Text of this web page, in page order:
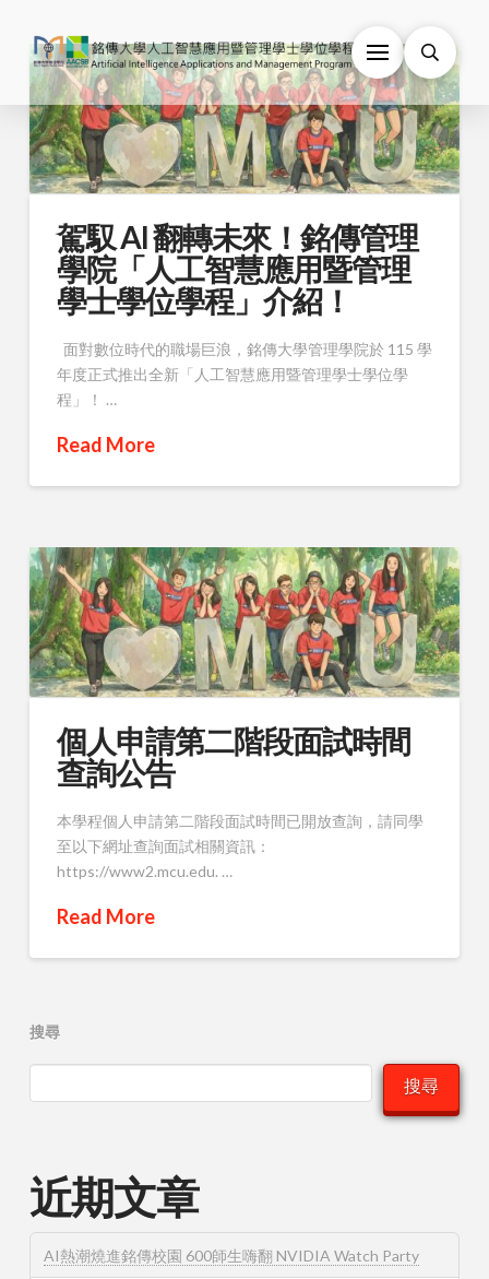
駕馭 AI 翻轉未來！銘傳管理
學院「人工智慧應用暨管理
學士學位學程」介紹！
面對數位時代的職場巨浪，銘傳大學管理學院於 115 學
年度正式推出全新「人工智慧應用暨管理學士學位學
程」！ …
Read More
個人申請第二階段面試時間
查詢公告
本學程個人申請第二階段面試時間已開放查詢，請同學
至以下網址查詢面試相關資訊：
https://www2.mcu.edu. …
Read More
搜尋
搜尋
近期文章
AI熱潮燒進銘傳校園 600師生嗨翻 NVIDIA Watch Party